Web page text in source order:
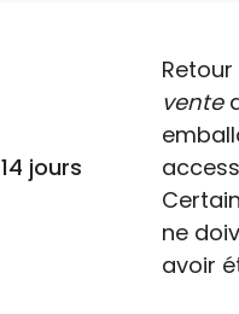
14 jours
vente
ne
avoir